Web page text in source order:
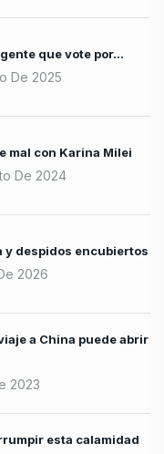
que vote por…
De 2025
mal con Karina Milei
De 2024
despidos encubiertos
2026
a China puede abrir
2023
esta calamidad